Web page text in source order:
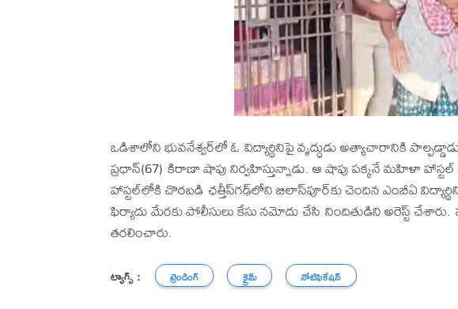
ఒడిశాలోని భువనేశ్వర్‌లో ఓ విద్యార్థినిపై వృద్ధుడు అత్యాచారానికి
ప్రధాన్(67) కిరాణా షాపు నిర్వహిస్తున్నాడు. ఆ షాపు పక్కనే మహిళా
హాస్టల్‌లోకి చొరబడి ఛత్తీస్‌గఢ్‌లోని బిలాస్‌పూర్‌కు చెందిన ఎంబీఏ
ఫిర్యాదు మేరకు పోలీసులు కేసు నమోదు చేసి నిందితుడిని అరెస్ట్‌ చేశారు.
తరలించారు.
ట్యాగ్స్ : ట్రెండింగ్ క్రైమ్ నోటిఫికేషన్